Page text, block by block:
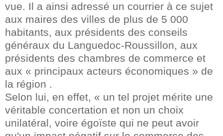
vue. Il a ainsi adressé un courrier à ce sujet
aux maires des villes de plus de 5 000
habitants, aux présidents des conseils
généraux du Languedoc-Roussillon, aux
présidents des chambres de commerce et
aux « principaux acteurs économiques » de
la région .
Selon lui, en effet, « un tel projet mérite une
véritable concertation et non un choix
unilatéral, voire égoïste qui ne peut avoir